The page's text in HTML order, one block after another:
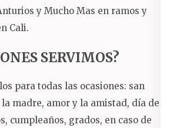
y Mucho Mas en ramos y
Cali.
SERVIMOS?
para todas las ocasiones: san
madre, amor y la amistad, día de la
cumpleaños, grados, en caso de